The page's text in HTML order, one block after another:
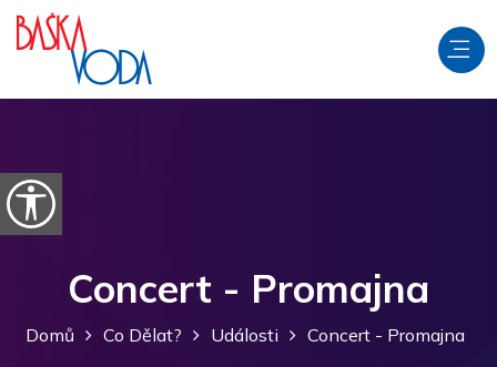
Přeskočit na obsah
Otevřít možnosti usnadnění
Concert - Promajna
Domů Co Dělat? Události Concert - Promajna